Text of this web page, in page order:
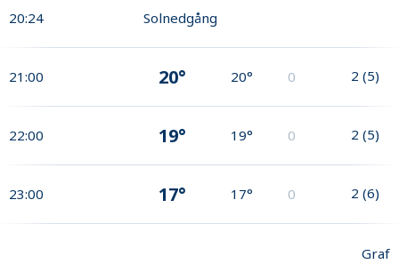
20:24 Solnedgång
21:00 20° 20° 0 2 (5)
22:00 19° 19° 0 2 (5)
23:00 17° 17° 0 2 (6)
Graf